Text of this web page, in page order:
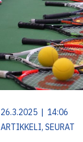
26.3.2025 | 14:06
ARTIKKELI, SEURAT